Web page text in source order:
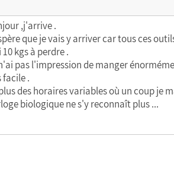
,j'arrive .
que je vais y arriver car tous ces
kgs à perdre .
pas l'impression de manger
facile .
des horaires variables où un coup je
biologique ne s'y reconnaît plus ...